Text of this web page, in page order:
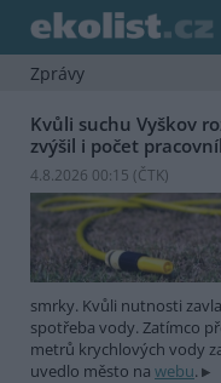
Zprávy
Kvůli suchu Vyškov
zvýšil i počet
4.8.2026 00:15 (ČTK)
smrky. Kvůli nutnosti
spotřeba vody. Zatímco
metrů krychlových vody
uvedlo město na webu.